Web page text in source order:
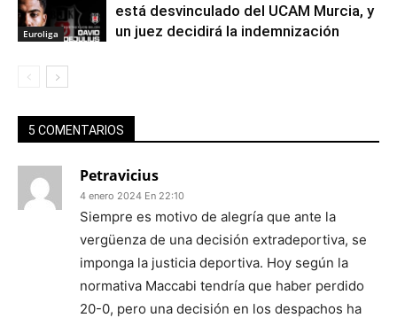
Euroliga
está desvinculado del UCAM Murcia, y
un juez decidirá la indemnización
5 COMENTARIOS
Petravicius
4 enero 2024 En 22:10
Siempre es motivo de alegría que ante la
vergüenza de una decisión extradeportiva, se
imponga la justicia deportiva. Hoy según la
normativa Maccabi tendría que haber perdido
20-0, pero una decisión en los despachos ha